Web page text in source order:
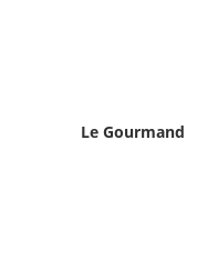
Le Gourmand